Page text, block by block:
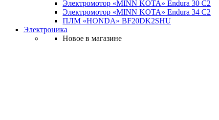
Электромотор «MINN KOTA» Endura 30 C2
Электромотор «MINN KOTA» Endura 34 C2
ПЛМ «HONDA» BF20DK2SHU
Электроника
Новое в магазине